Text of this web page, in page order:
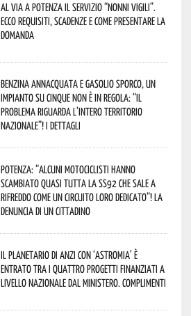
Al via a Potenza il servizio “Nonni Vigili”.
Ecco requisiti, scadenze e come presentare la
domanda
Benzina annacquata e gasolio sporco, un
impianto su cinque non è in regola: “il
problema riguarda l’intero territorio
Nazionale”! I dettagli
Potenza: “alcuni motociclisti hanno
scambiato quasi tutta la SS92 che sale a
Rifreddo come un circuito loro dedicato”! La
denuncia di un cittadino
Il Planetario di Anzi con ‘Astromia’ è
entrato tra i quattro progetti finanziati a
livello nazionale dal Ministero. Complimenti